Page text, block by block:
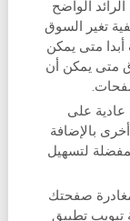
الواضح
تغير السوق
متى يمكن
متى يمكن أن
على
بالإضافة
لتسهيل
صفحتك
تبويب تطبيق